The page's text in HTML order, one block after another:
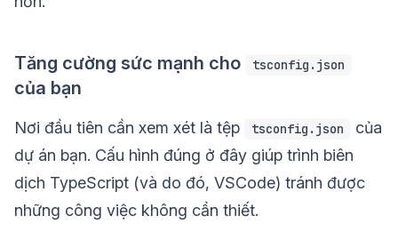
Tăng cường sức mạnh cho tsconfig.json
của bạn
Nơi đầu tiên cần xem xét là tệp tsconfig.json
của
dự án bạn. Cấu hình đúng ở đây giúp trình biên
dịch TypeScript (và do đó, VSCode) tránh được
những công việc không cần thiết.